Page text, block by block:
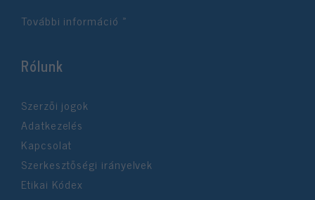
További információ »
Rólunk
Szerzői jogok
Adatkezelés
Kapcsolat
Szerkesztőségi irányelvek
Etikai Kódex